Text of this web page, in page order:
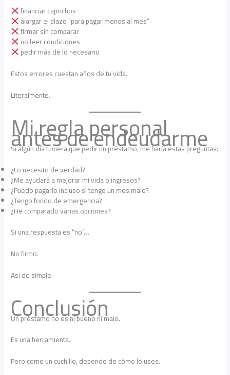
financiar caprichos
alargar el plazo “para pagar menos al mes”
firmar sin comparar
no leer condiciones
pedir más de lo necesario
Estos errores cuestan años de tu vida.
Literalmente.
Mi regla personal
antes de endeudarme
Si algún día tuviera que pedir un préstamo, me haría estas preguntas:
¿Lo necesito de verdad?
¿Me ayudará a mejorar mi vida o ingresos?
¿Puedo pagarlo incluso si tengo un mes malo?
¿Tengo fondo de emergencia?
¿He comparado varias opciones?
Si una respuesta es “no”…
No firmo.
Así de simple.
Conclusión
Un préstamo no es ni bueno ni malo.
Es una herramienta.
Pero como un cuchillo, depende de cómo lo uses.